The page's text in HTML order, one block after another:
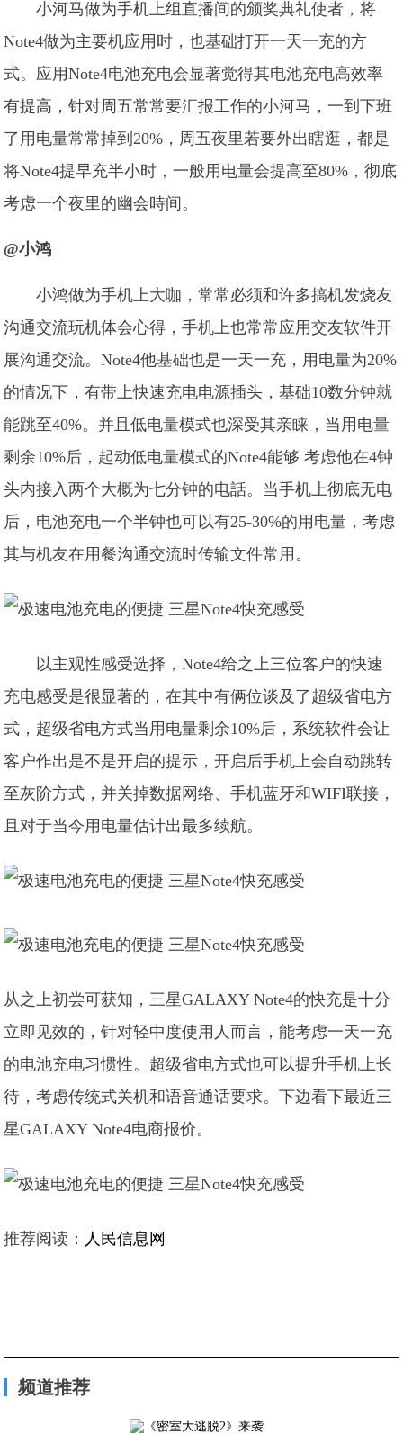
小河马做为手机上组直播间的颁奖典礼使者，将
Note4做为主要机应用时，也基础打开一天一充的方
式。应用Note4电池充电会显著觉得其电池充电高效率
有提高，针对周五常常要汇报工作的小河马，一到下班
了用电量常常掉到20%，周五夜里若要外出瞎逛，都是
将Note4提早充半小时，一般用电量会提高至80%，彻底
考虑一个夜里的幽会時间。
@小鸿
小鸿做为手机上大咖，常常必须和许多搞机发烧友
沟通交流玩机体会心得，手机上也常常应用交友软件开
展沟通交流。Note4他基础也是一天一充，用电量为20%
的情况下，有带上快速充电电源插头，基础10数分钟就
能跳至40%。并且低电量模式也深受其亲睐，当用电量
剩余10%后，起动低电量模式的Note4能够 考虑他在4钟
头内接入两个大概为七分钟的电話。当手机上彻底无电
后，电池充电一个半钟也可以有25-30%的用电量，考虑
其与机友在用餐沟通交流时传输文件常用。
以主观性感受选择，Note4给之上三位客户的快速
充电感受是很显著的，在其中有俩位谈及了超级省电方
式，超级省电方式当用电量剩余10%后，系统软件会让
客户作出是不是开启的提示，开启后手机上会自动跳转
至灰阶方式，并关掉数据网络、手机蓝牙和WIFI联接，
且对于当今用电量估计出最多续航。
从之上初尝可获知，三星GALAXY Note4的快充是十分
立即见效的，针对轻中度使用人而言，能考虑一天一充
的电池充电习惯性。超级省电方式也可以提升手机上长
待，考虑传统式关机和语音通话要求。下边看下最近三
星GALAXY Note4电商报价。
推荐阅读： 人民信息网
频道推荐